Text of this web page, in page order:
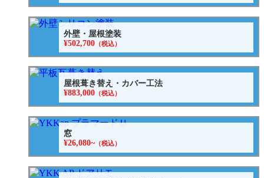
外壁・屋根塗装
¥502,700 （税込）
屋根葺き替え・カバー工法
¥883,000 （税込）
窓
¥26,080~（税込）